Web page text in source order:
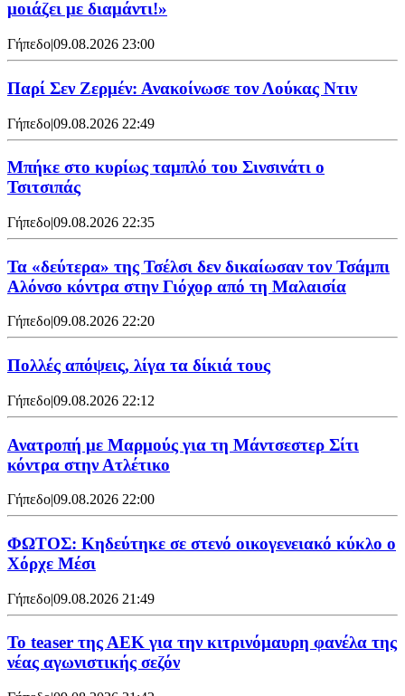
μοιάζει με διαμάντι!»
Γήπεδο|09.08.2026 23:00
Παρί Σεν Ζερμέν: Ανακοίνωσε τον Λούκας Ντιν
Γήπεδο|09.08.2026 22:49
Mπήκε στο κυρίως ταμπλό του Σινσινάτι ο
Τσιτσιπάς
Γήπεδο|09.08.2026 22:35
Τα «δεύτερα» της Τσέλσι δεν δικαίωσαν τον Τσάμπι
Αλόνσο κόντρα στην Γιόχορ από τη Μαλαισία
Γήπεδο|09.08.2026 22:20
Πολλές απόψεις, λίγα τα δίκιά τους
Γήπεδο|09.08.2026 22:12
Ανατροπή με Μαρμούς για τη Μάντσεστερ Σίτι
κόντρα στην Ατλέτικο
Γήπεδο|09.08.2026 22:00
ΦΩΤΟΣ: Κηδεύτηκε σε στενό οικογενειακό κύκλο ο
Χόρχε Μέσι
Γήπεδο|09.08.2026 21:49
Το teaser της ΑΕΚ για την κιτρινόμαυρη φανέλα της
νέας αγωνιστικής σεζόν